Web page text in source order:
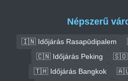
Népszerű
🇮🇳 Időjárás Rasapūdipalem
🇨🇳 Időjárás Peking
🇸🇴
🇹🇭 Időjárás Bangkok
🇦🇺